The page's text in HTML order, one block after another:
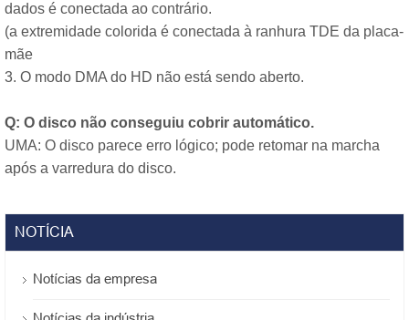
dados é conectada ao contrário.
(a extremidade colorida é conectada à ranhura TDE da placa-
mãe
3. O modo DMA do HD não está sendo aberto.
Q: O disco não conseguiu cobrir automático.
UMA: O disco parece erro lógico; pode retomar na marcha
após a varredura do disco.
NOTÍCIA
Notícias da empresa